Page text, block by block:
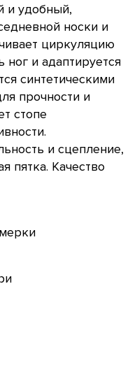
и удобный,
носки и
циркуляцию
ног и адаптируется
синтетическими
прочности и
стопе
и сцепление,
пятка. Качество